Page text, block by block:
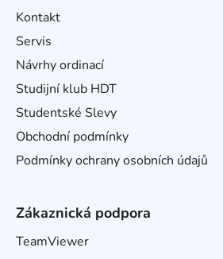
Kontakt
Servis
Návrhy ordinací
Studijní klub HDT
Studentské Slevy
Obchodní podmínky
Podmínky ochrany osobních údajů
Zákaznická podpora
TeamViewer